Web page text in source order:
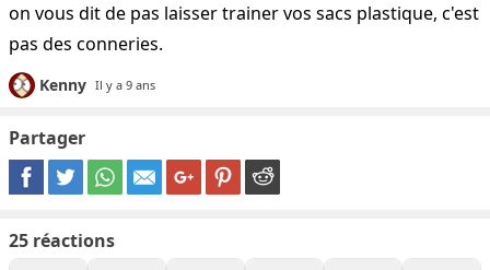
on vous dit de pas laisser trainer vos sacs plastique, c'est
pas des conneries.
Kenny Il y a 9 ans
Partager
25 réactions